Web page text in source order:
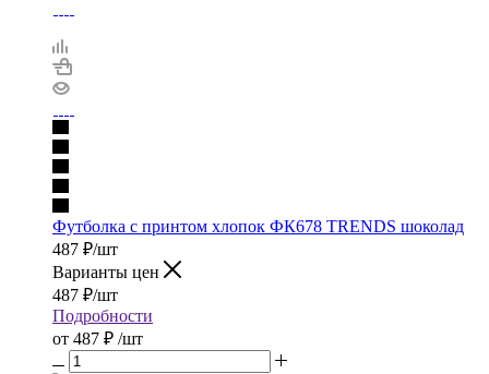
Футболка с принтом хлопок ФК678 TRENDS шоколад
487 ₽/шт
Варианты цен
487 ₽/шт
Подробности
от 487 ₽ /шт